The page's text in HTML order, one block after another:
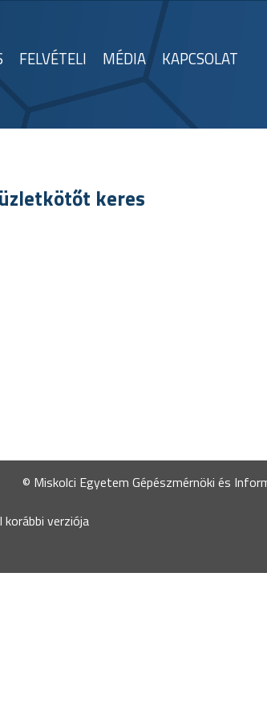
FELVÉTELI MÉDIA KAPCSOLAT
keres
© Miskolci Egyetem Gépészmérnöki és
korábbi verziója